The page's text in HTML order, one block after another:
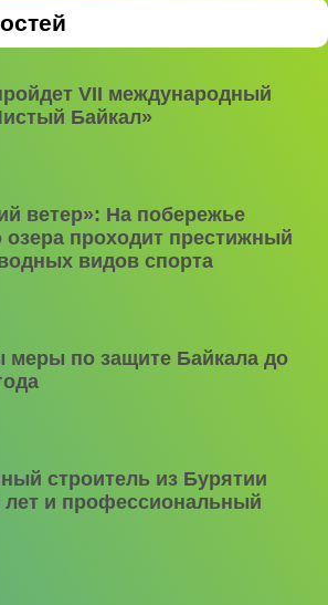
VII международный
Байкал»
ветер»: На побережье
озера проходит престижный
видов спорта
меры по защите Байкала до
строитель из Бурятии
лет и профессиональный